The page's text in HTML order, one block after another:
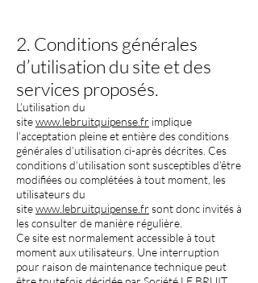
2. Conditions générales
d’utilisation du site et des
services proposés.
L’utilisation du
sitewww.lebruitquipense.fr implique
l’acceptation pleine et entière des conditions
générales d’utilisation ci-après décrites. Ces
conditions d’utilisation sont susceptibles d’être
modifiées ou complétées à tout moment, les
utilisateurs du
sitewww.lebruitquipense.fr sont donc invités à
les consulter de manière régulière.
Ce site est normalement accessible à tout
moment aux utilisateurs. Une interruption
pour raison de maintenance technique peut